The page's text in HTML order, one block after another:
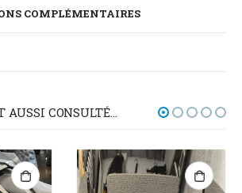
COMPLÉMENTAIRES
AUSSI CONSULTÉ…